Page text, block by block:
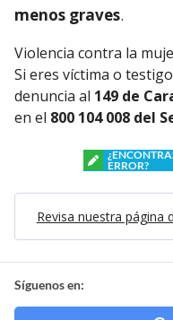
menos graves.
Violencia contra la
Si eres víctima o
denuncia al 149 de
en el 800 104 008 del
ERROR?
Revisa nuestra página
Síguenos en: